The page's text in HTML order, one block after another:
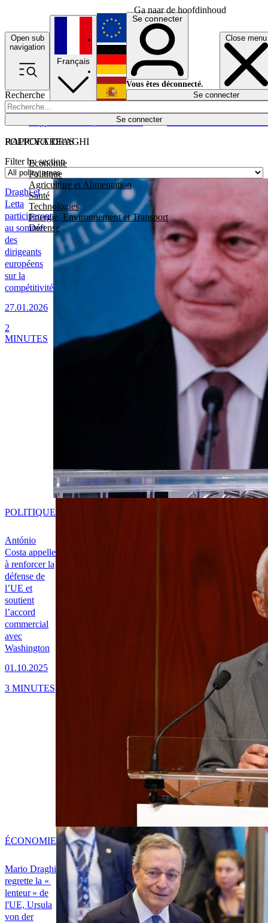
Ga naar de hoofdinhoud
Open sub
navigation
Close menu
Recherche
Se connecter
POLICY AREAS
Economie
Politique
Agriculture et Alimentation
Santé
Technologies
Energie, Environnement et Transport
Défense
Économie
Français
English
Deutsch
Español
Se connecter
Vous êtes déconnecté.
Se connecter
RAPPORT DRAGHI
Filter by section
Draghi et
Letta
participeront
au sommet
des
dirigeants
européens
sur la
compétitivité
27.01.2026
2
MINUTES
António
Costa appelle
à renforcer la
défense de
l’UE et
soutient
l’accord
commercial
avec
Washington
01.10.2025
POLITIQUE
3 MINUTES
Mario Draghi
regrette la «
lenteur » de
l'UE, Ursula
von der
ÉCONOMIE